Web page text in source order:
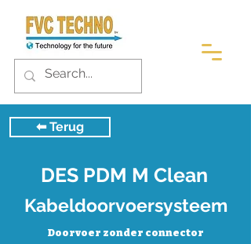
⬅︎ Terug
DES PDM M Clean
Kabeldoorvoersysteem
Doorvoer zonder connector